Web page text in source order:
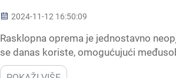
2024-11-12 16:50:09
Rasklopna oprema je jednostavno
se danas koriste, omogućujući
omogućio nesmetan protok električne